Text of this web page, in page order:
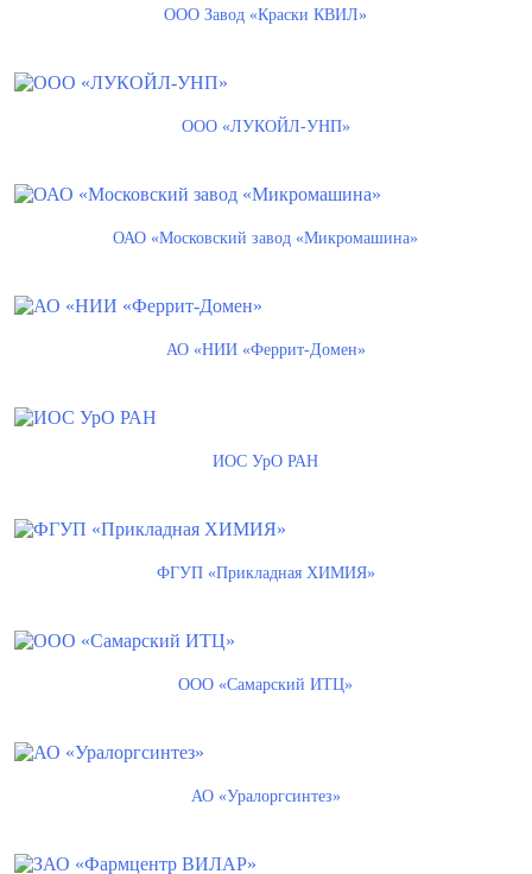
ООО Завод «Краски КВИЛ»
ООО «ЛУКОЙЛ-УНП»
ОАО «Московский завод «Микромашина»
АО «НИИ «Феррит-Домен»
ИОС УрО РАН
ФГУП «Прикладная ХИМИЯ»
ООО «Самарский ИТЦ»
АО «Уралоргсинтез»